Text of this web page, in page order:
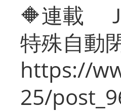
🔶連載
特殊自動
https://
25/